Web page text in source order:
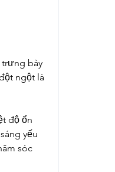
bày
ngột là
độ ổn
yếu
sóc